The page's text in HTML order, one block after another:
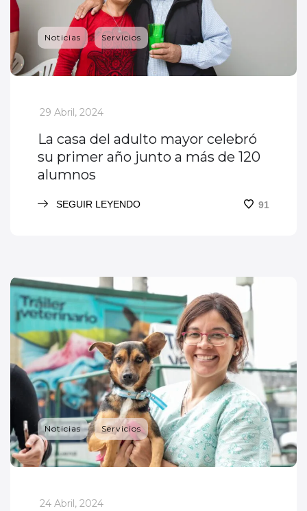
Noticias Servicios
_
29 Abril, 2024
La casa del adulto mayor celebró
su primer año junto a más de 120
alumnos
SEGUIR LEYENDO 91
Noticias Servicios
_
24 Abril, 2024